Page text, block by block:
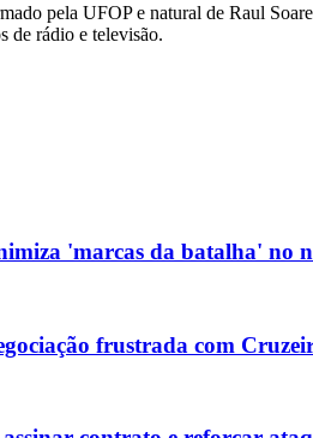
pela UFOP e natural de Raul
de rádio e televisão.
'marcas da batalha' no
frustrada com